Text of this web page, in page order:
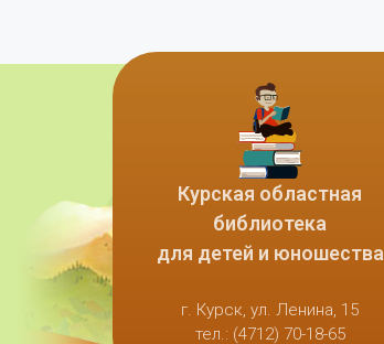
Курская областная
библиотека
для детей и юношества
г. Курск, ул. Ленина, 15
тел.: (4712) 70-18-65